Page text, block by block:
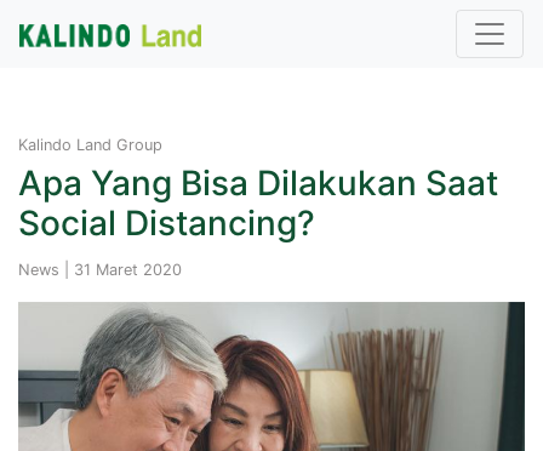
Kalindo Land Group
Apa Yang Bisa Dilakukan Saat
Social Distancing?
News | 31 Maret 2020